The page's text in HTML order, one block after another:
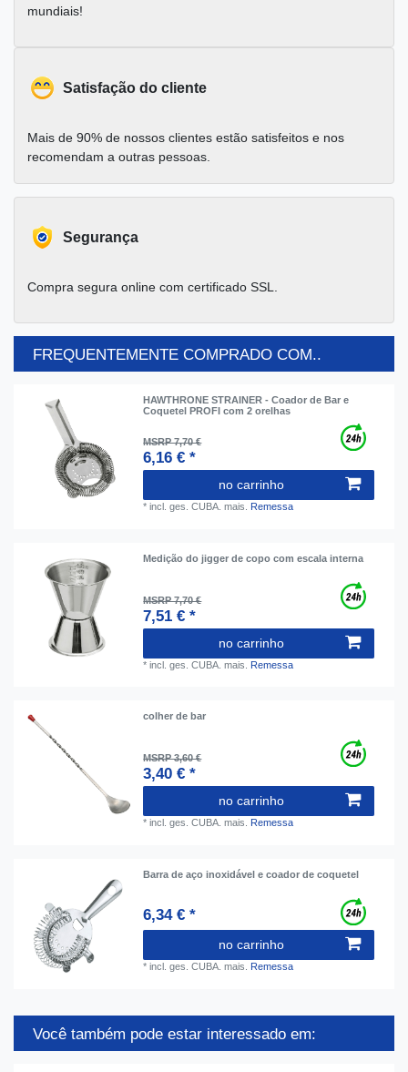
mundiais!
Satisfação do cliente
Mais de 90% de nossos clientes estão satisfeitos e nos
recomendam a outras pessoas.
Segurança
Compra segura online com certificado SSL.
FREQUENTEMENTE COMPRADO COM..
HAWTHRONE STRAINER - Coador de Bar e
Coquetel PROFI com 2 orelhas
MSRP 7,70 €
6,16 € *
no carrinho
*incl. ges. CUBA. mais. Remessa
Medição do jigger de copo com escala interna
MSRP 7,70 €
7,51 € *
no carrinho
*incl. ges. CUBA. mais. Remessa
colher de bar
MSRP 3,60 €
3,40 € *
no carrinho
*incl. ges. CUBA. mais. Remessa
Barra de aço inoxidável e coador de coquetel
6,34 € *
no carrinho
*incl. ges. CUBA. mais. Remessa
Você também pode estar interessado em: